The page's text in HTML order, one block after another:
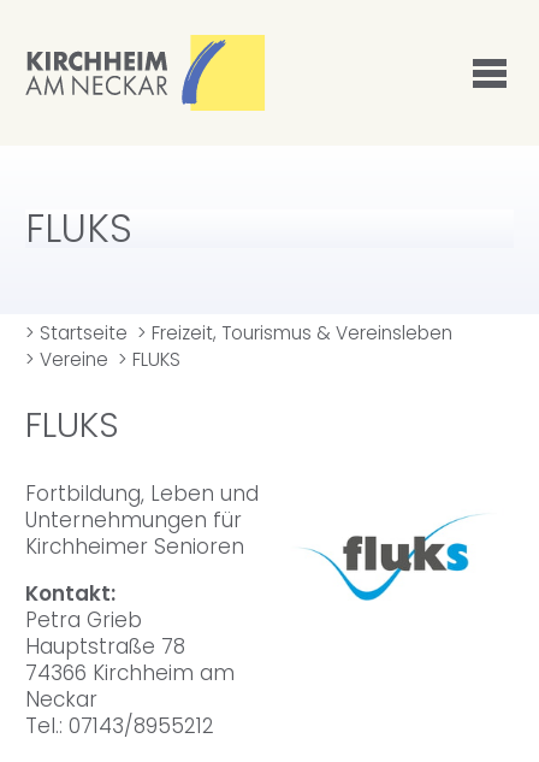
FLUKS
> Startseite > Freizeit, Tourismus & Vereinsleben
> Vereine > FLUKS
FLUKS
Fortbildung, Leben und
Unternehmungen für
Kirchheimer Senioren
Kontakt:
Petra Grieb
Hauptstraße 78
74366 Kirchheim am
Neckar
Tel.: 07143/8955212